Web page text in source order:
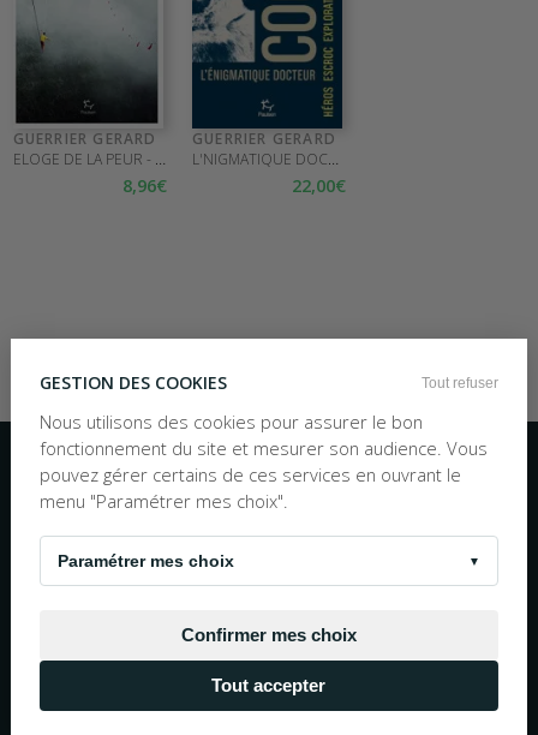
GUERRIER GERARD
ELOGE DE LA PEUR - A L'USAGE DES AVENTUR
8,96€
GUERRIER GERARD
L'NIGMATIQUE DOCTEUR COOK - L'NIGMATIQ
22,00€
Inscription à la newsletter
10h30 - 19h00 Numéro non surtaxé
Réalisation cofinancée par l'Union européene avec
le Fond européen de développement régional.
Tout refuser
GESTION DES COOKIES
Nous utilisons des cookies pour assurer le bon
fonctionnement du site et mesurer son audience. Vous
pouvez gérer certains de ces services en ouvrant le
menu "Paramétrer mes choix".
Paramétrer mes choix ▼
Confirmer mes choix
Tout accepter